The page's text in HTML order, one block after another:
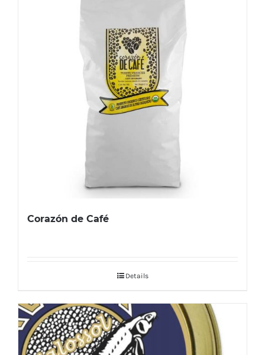
Corazón de Café
Details